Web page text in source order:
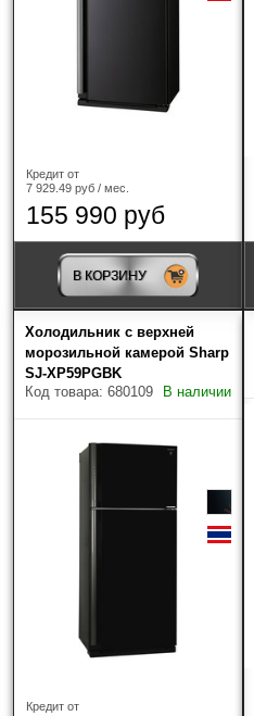
Кредит от
7 929.49 руб / мес.
155 990 руб
В КОРЗИНУ
Холодильник с верхней
морозильной камерой Sharp
SJ-XP59PGBK
Код товара: 680109
В наличии
Кредит от